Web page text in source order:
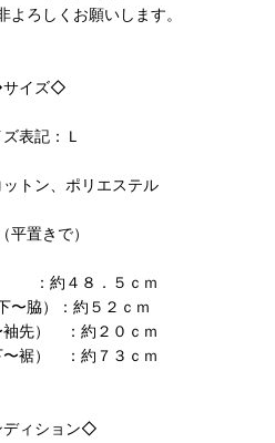
よろしくお願いします。
イズ◇
表記：Ｌ
トン、ポリエステル
平置きで）
：約４８．５ｃｍ
脇）：約５２ｃｍ
先） ：約２０ｃｍ
裾） ：約７３ｃｍ
ィション◇